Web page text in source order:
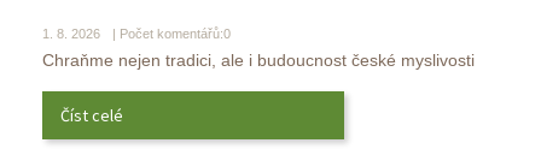
1. 8. 2026 | Počet komentářů:0
Chraňme nejen tradici, ale i budoucnost české myslivosti
Číst celé